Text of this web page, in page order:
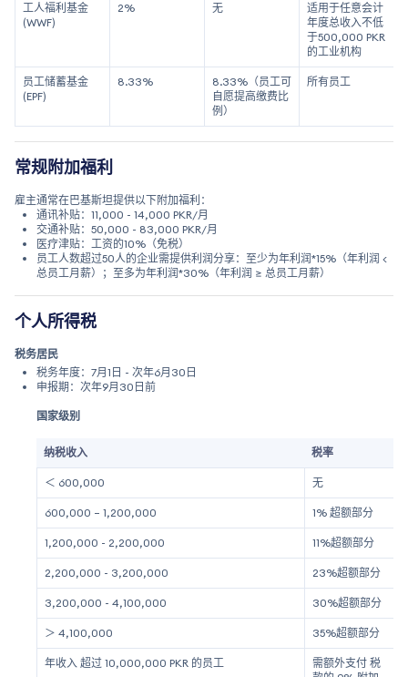
工人福利基金
(WWF)
2% 无
适用于任意会计
年度总收入不低
于500,000 PKR
的工业机构
员工储蓄基金
(EPF)
8.33%
8.33%（员工可
自愿提高缴费比
例）
所有员工
常规附加福利
雇主通常在巴基斯坦提供以下附加福利：
通讯补贴：11,000 - 14,000 PKR/月
交通补贴：50,000 - 83,000 PKR/月
医疗津贴：工资的10%（免税）
员工人数超过50人的企业需提供利润分享：至少为年利润*15%（年利润 <
总员工月薪）；至多为年利润*30%（年利润 ≥ 总员工月薪）
个人所得税
税务居民
税务年度：7月1日 - 次年6月30日
申报期：次年9月30日前
国家级别
纳税收入 税率
＜ 600,000 无
600,000 – 1,200,000 1% 超额部分
1,200,000 - 2,200,000 11%超额部分
2,200,000 - 3,200,000 23%超额部分
3,200,000 - 4,100,000 30%超额部分
＞ 4,100,000 35%超额部分
年收入 超过 10,000,000 PKR 的员工
需额外支付 税